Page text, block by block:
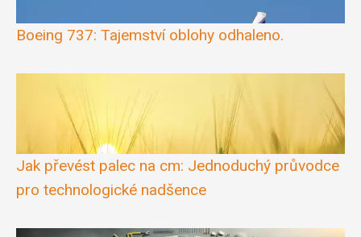
Boeing 737: Tajemství oblohy odhaleno.
Jak převést palec na cm: Jednoduchý průvodce
pro technologické nadšence